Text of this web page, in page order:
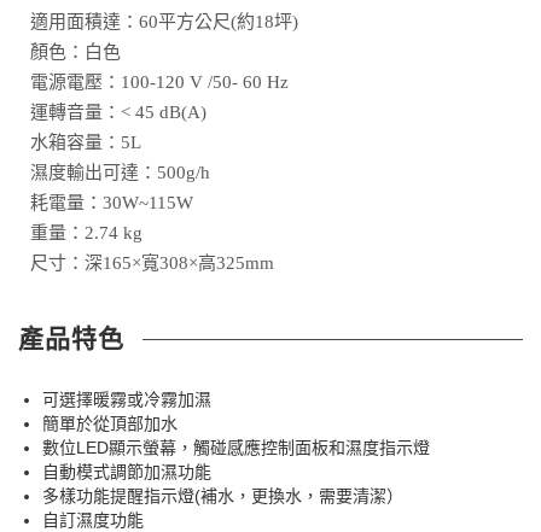
適用面積達：60平方公尺(約18坪)
顏色：白色
電源電壓：100-120 V /50- 60 Hz
運轉音量：< 45 dB(A)
水箱容量：5L
濕度輸出可達：500g/h
耗電量：30W~115W
重量：2.74 kg
尺寸：深165×寬308×高325mm
產品特色
可選擇暖霧或冷霧加濕
簡單於從頂部加水
數位LED顯示螢幕，觸碰感應控制面板和濕度指示燈
自動模式調節加濕功能
多樣功能提醒指示燈(補水，更換水，需要清潔）
自訂濕度功能